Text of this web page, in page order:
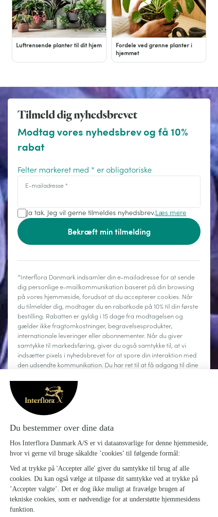
Luftrensende planter til dit hjem
Fordele ved grønne planter i
hjemmet
Tilmeld dig nyhedsbrevet
Modtag vores nyhedsbrev og få 10%
rabat
Felter markeret med * er obligatoriske
E-mailadresse *
Ja tak. Jeg vil gerne tilmeldes nyhedsbrev.Læs mere
Bekræft min tilmelding
*Interflora Danmark indsamler din e-mailadresse for at sende
dig personlige e-mailkommunikation baseret på din browsing
på vores hjemmeside, forudsat at du accepterer cookies. Når
du tilmelder dig, modtager du en rabatkode på 10% til din første
bestilling. Rabatten er gyldig i 15 dage fra modtagelsen og
gælder ikke fragtomkostninger, begravelsesprodukter,
internationale leveringer eller abonnementer. Når du giver
samtykke til markedsføring, giver du også samtykke til, at vi
indsætter pixels i nyhedsbrevet for at spore din interaktion med
den udsendte kommunikation. Du har ret til at få adgang til dine
behandlingen og gøre brug af din ret til dataportabilitet. Du kan
til enhver tid afmelde dig.
Om Interflora
Sig det med blomster